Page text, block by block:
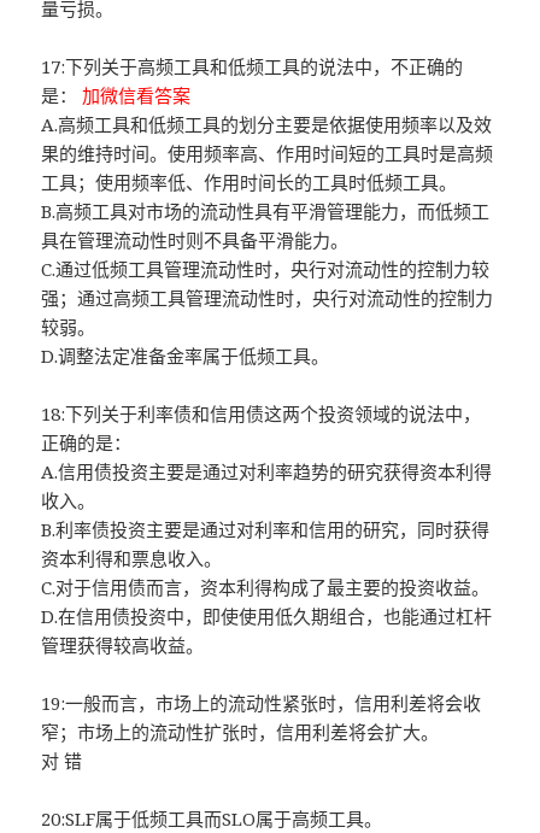
量亏损。
17:下列关于高频工具和低频工具的说法中，不正确的
是：加微信看答案
A.高频工具和低频工具的划分主要是依据使用频率以及效
果的维持时间。使用频率高、作用时间短的工具时是高频
工具；使用频率低、作用时间长的工具时低频工具。
B.高频工具对市场的流动性具有平滑管理能力，而低频工
具在管理流动性时则不具备平滑能力。
C.通过低频工具管理流动性时，央行对流动性的控制力较
强；通过高频工具管理流动性时，央行对流动性的控制力
较弱。
D.调整法定准备金率属于低频工具。
18:下列关于利率债和信用债这两个投资领域的说法中，
正确的是：
A.信用债投资主要是通过对利率趋势的研究获得资本利得
收入。
B.利率债投资主要是通过对利率和信用的研究，同时获得
资本利得和票息收入。
C.对于信用债而言，资本利得构成了最主要的投资收益。
D.在信用债投资中，即使使用低久期组合，也能通过杠杆
管理获得较高收益。
19:一般而言，市场上的流动性紧张时，信用利差将会收
窄；市场上的流动性扩张时，信用利差将会扩大。
对 错
20:SLF属于低频工具而SLO属于高频工具。